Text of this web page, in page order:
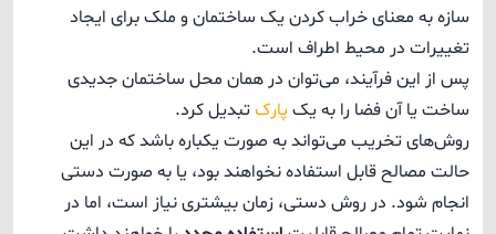
سازه به معنای خراب کردن یک ساختمان و ملک برای ایجاد
تغییرات در محیط اطراف است.
پس از این فرآیند، می‌توان در همان محل ساختمان جدیدی
ساخت یا آن فضا را به یکپارکتبدیل کرد.
روش‌های تخریب می‌تواند به صورت یکباره باشد که در این
حالت مصالح قابل استفاده نخواهند بود، یا به صورت دستی
انجام شود. در روش دستی، زمان بیشتری نیاز است، اما در